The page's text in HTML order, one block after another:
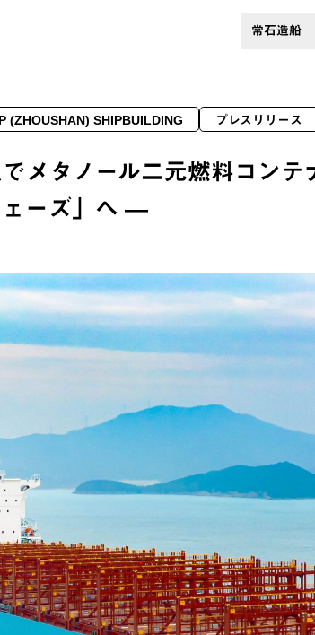
常石造船
(ZHOUSHAN) SHIPBUILDING プレスリリース
メタノール二元燃料コン
ェーズ」へ ―